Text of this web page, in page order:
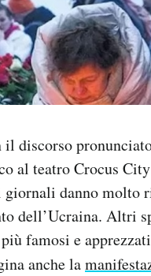
al teatro Crocus
giornali danno molto
dell’Ucraina. Altri
famosi e
anche la